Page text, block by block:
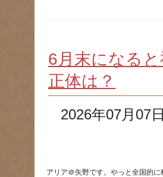
6月末になる
正体は？
2026年07月